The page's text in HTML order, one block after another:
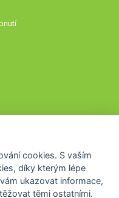
cookies. S vaším
díky kterým lépe
ukazovat informace,
těmi ostatními.